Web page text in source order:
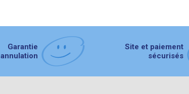
Garantie
annulation
Site et paiement
sécurisés